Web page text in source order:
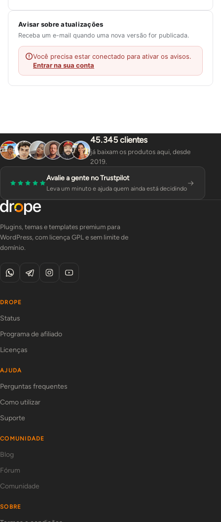
Avisar sobre atualizações
Receba um e-mail quando uma nova versão for publicada.
Você precisa estar conectado para ativar os avisos.
Entrar na sua conta
45.345 clientes
já baixam os produtos aqui, desde
2019.
Avalie a gente no Trustpilot
Leva um minuto e ajuda quem ainda está decidindo
Plugins, temas e templates premium para
WordPress, com licença GPL e sem limite de
domínio.
DROPE
Status
Programa de afiliado
Licenças
AJUDA
Perguntas frequentes
Como utilizar
Suporte
COMUNIDADE
Blog
Fórum
Comunidade
SOBRE